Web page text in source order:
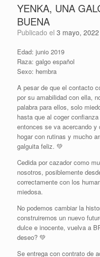
YENKA, UNA
BUENA
Publicado el 3 mayo, 2022
Edad: junio 2019
Raza: galgo español
Sexo: hembra
A pesar de que el contacto
por su amabilidad con ella,
palabra para ellos, solo
hasta que al coger
entonces se va acercando
hogar con rutinas y mucho
galguita feliz. 💚
Cedida por cazador como
nosotros, posiblemente
correctamente con los
miedosa.
No podemos cambiar la
construiremos un nuevo
dulce e inocente, vuelva a
deseo? 💚
Se entrega con contrato de